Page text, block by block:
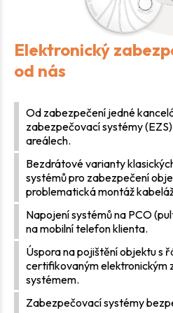
Elektronický
od nás
Od zabezpečení jedné
zabezpečovací systémy
areálech.
Bezdrátové varianty
systémů pro zabezpečení
problematická montáž
Napojení systémů na PCO
na mobilní telefon klienta.
Úspora na pojištění objektu s
certifikovaným elektronickým
systémem.
Zabezpečovací systémy